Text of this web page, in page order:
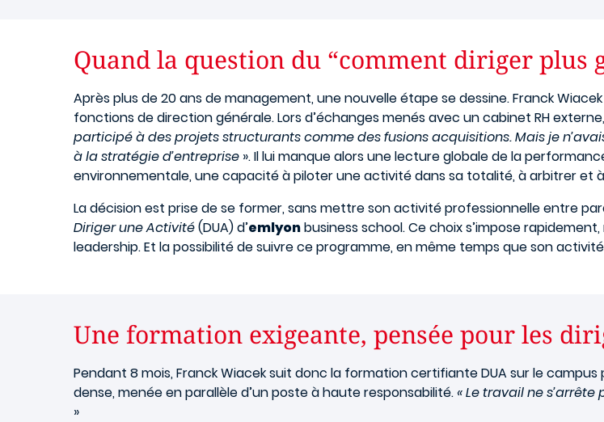
Quand la question du “comment diriger plus
Après plus de 20 ans de management, une nouvelle étape se dessine. Franck
fonctions de direction générale. Lors d’échanges menés avec un cabinet RH
participé à des projets structurants comme des fusions acquisitions. Mais je
à la stratégie d’entreprise ». Il lui manque alors une lecture globale de la
environnementale, une capacité à piloter une activité dans sa totalité, à arbitrer et
La décision est prise de se former, sans mettre son activité professionnelle entre
Diriger une Activité(DUA) d’emlyonbusiness school. Ce choix s’impose
leadership. Et la possibilité de suivre ce programme, en même temps que son
Une formation exigeante, pensée pour les
Pendant 8 mois, Franck Wiacek suit donc la formation certifiante DUA sur le
dense, menée en parallèle d’un poste à haute responsabilité.« Le travail ne
»